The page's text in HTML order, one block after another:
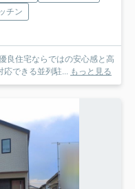
チン
良住宅ならではの安心感と高
応できる並列駐... もっと見る